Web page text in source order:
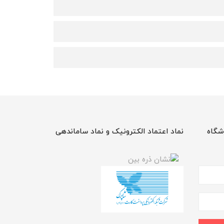
نماد اعتماد الکترونیک و نماد ساماندهی